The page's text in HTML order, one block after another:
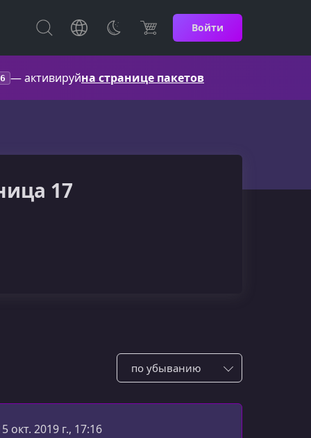
Войти
— активируйна странице пакетов
17
Сотировать по:
окт. 2019 г., 17:16